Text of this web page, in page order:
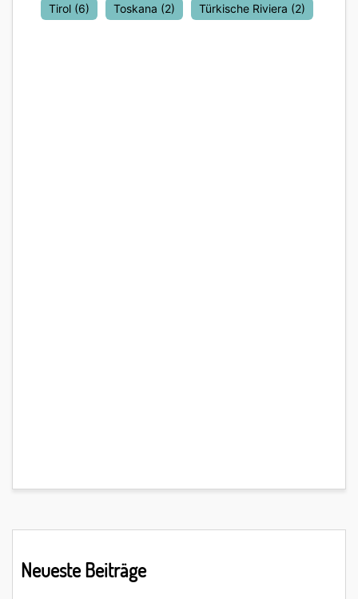
Tirol (6) Toskana (2) Türkische Riviera (2)
Sidebar
Neueste Beiträge